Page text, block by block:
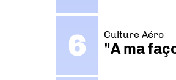
Culture Aéro
"A ma